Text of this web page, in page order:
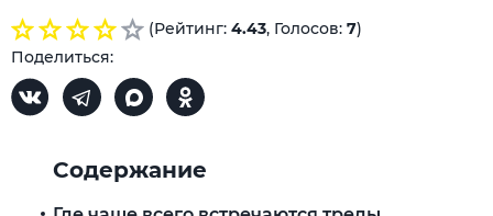
(Рейтинг: 4.43, Голосов: 7)
Поделиться:
Содержание